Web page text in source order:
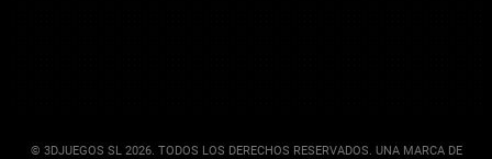
© 3DJUEGOS SL 2026. TODOS LOS DERECHOS RESERVADOS. UNA MARCA DE